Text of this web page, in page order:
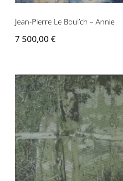
Jean-Pierre Le Boul’ch – Annie
7 500,00 €
Jean-Pierre Le